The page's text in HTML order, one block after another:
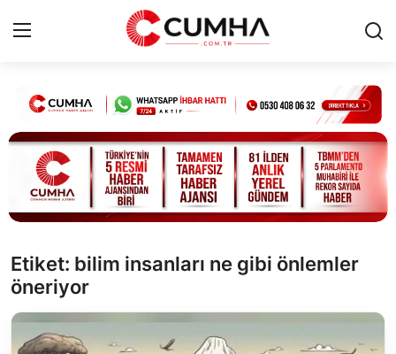
Kurumsal
Cumhurbaşkanlığı
Bakanlıklar
Siyasi Partiler
Yerel Yönetimler
Etiket: bilim insanları ne gibi önlemler
öneriyor